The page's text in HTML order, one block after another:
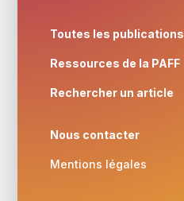
Toutes les publications
Ressources de la PAFF
Rechercher un article
Nous contacter
Mentions légales